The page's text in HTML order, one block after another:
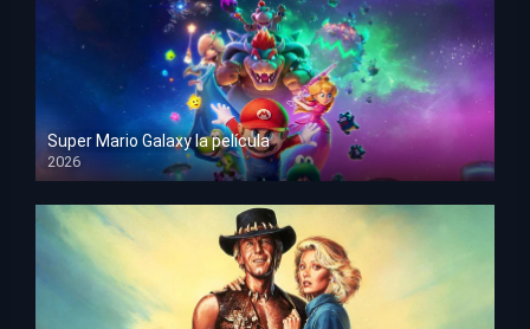
Super Mario Galaxy la película
2026
HD 1080p